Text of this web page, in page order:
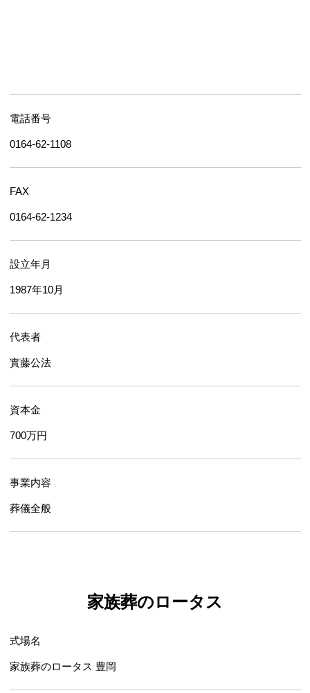
電話番号
0164-62-1108
FAX
0164-62-1234
設立年月
1987年10月
代表者
實藤公法
資本金
700万円
事業内容
葬儀全般
家族葬のロータス
式場名
家族葬のロータス 豊岡